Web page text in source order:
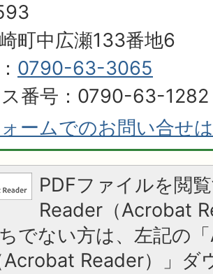
町中広瀬133番地6
0790-63-3065
番号：0790-63-1282
ームでのお問い合せ
PDFファイルを閲
Reader（Acrobat
でない方は、左記の
Acrobat Reader）」ダ